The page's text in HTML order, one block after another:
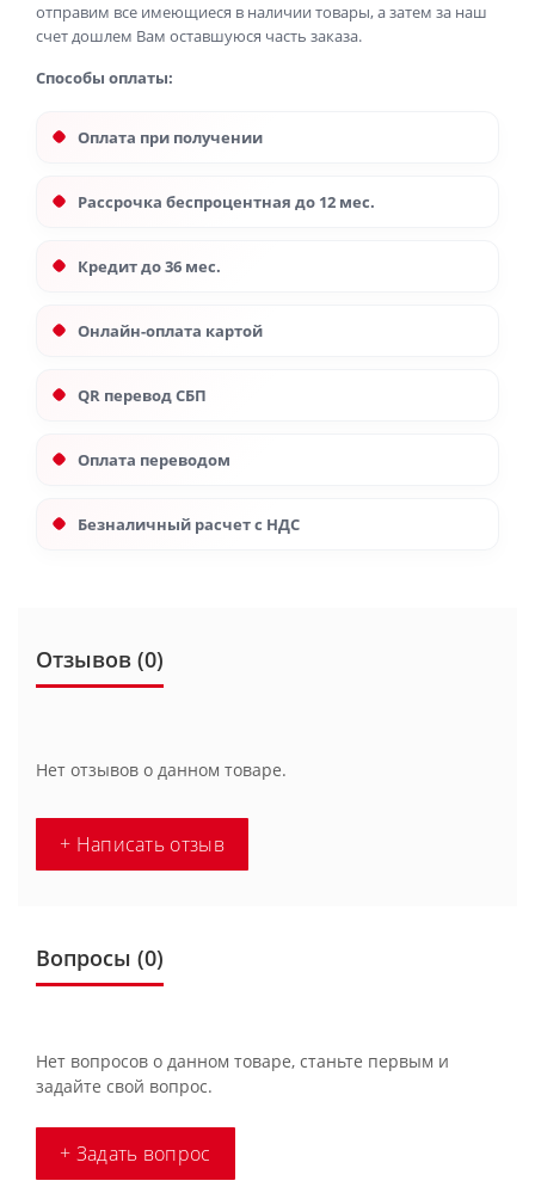
отправим все имеющиеся в наличии товары, а затем за наш
счет дошлем Вам оставшуюся часть заказа.
Способы оплаты:
Оплата при получении
Рассрочка беспроцентная до 12 мес.
Кредит до 36 мес.
Онлайн-оплата картой
QR перевод СБП
Оплата переводом
Безналичный расчет с НДС
Отзывов (0)
Нет отзывов о данном товаре.
+ Написать отзыв
Вопросы (0)
Нет вопросов о данном товаре, станьте первым и
задайте свой вопрос.
+ Задать вопрос